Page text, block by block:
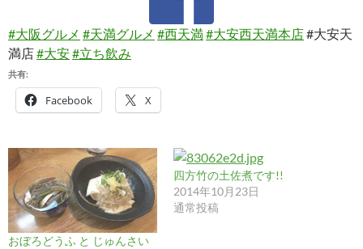
#大阪グルメ #天満グルメ #西天満#大安西天満本店#大安天
満店#大安#立ち飲み
共有:
Facebook X
おぼろどうふ と じゅんさい
四方竹の土佐煮です!!
2014年10月23日
通常投稿